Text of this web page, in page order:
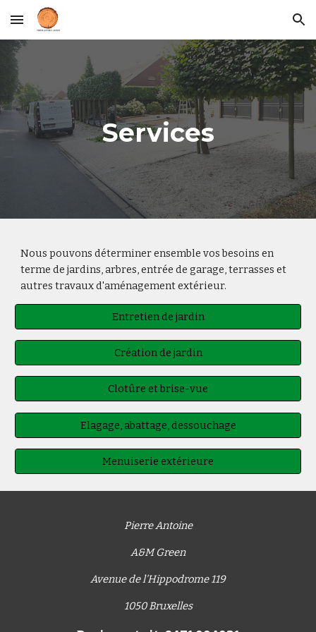
Skip to main content Skip to navigation
Services
Nous pouvons déterminer ensemble vos besoins en
terme de jardins, arbres, entrée de garage, terrasses et
autres travaux d'aménagement extérieur.
Entretien de jardin
Création de jardin
Clotûre et brise-vue
Elagage, abattage, dessouchage
Menuiserie extérieure
Pierre Antoine
A&M Green
Avenue de l'Hippodrome 119
1050 Bruxelles